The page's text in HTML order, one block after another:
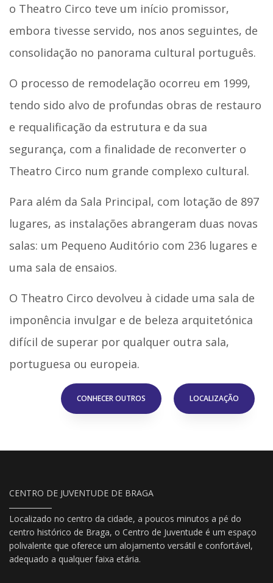
o Theatro Circo teve um início promissor,
embora tivesse servido, nos anos seguintes, de
consolidação no panorama cultural português.
O processo de remodelação ocorreu em 1999,
tendo sido alvo de profundas obras de restauro
e requalificação da estrutura e da sua
segurança, com a finalidade de reconverter o
Theatro Circo num grande complexo cultural.
Para além da Sala Principal, com lotação de 897
lugares, as instalações abrangeram duas novas
salas: um Pequeno Auditório com 236 lugares e
uma sala de ensaios.
O Theatro Circo devolveu à cidade uma sala de
imponência invulgar e de beleza arquitetónica
difícil de superar por qualquer outra sala,
portuguesa ou europeia.
CONHECER OUTROS LOCALIZAÇÃO
CENTRO DE JUVENTUDE DE BRAGA
Localizado no centro da cidade, a poucos minutos a pé do
centro histórico de Braga, o Centro de Juventude é um espaço
polivalente que oferece um alojamento versátil e confortável,
adequado a qualquer faixa etária.